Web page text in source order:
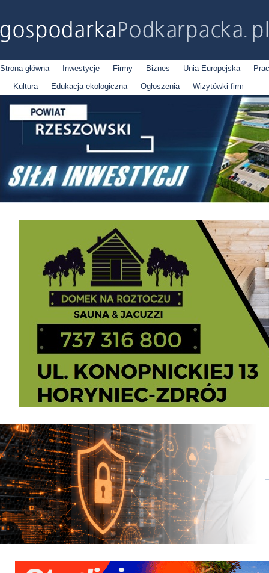
Strona główna Inwestycje Firmy Biznes Unia Europejska
Kultura
Edukacja ekologiczna Ogłoszenia Wizytówki firm